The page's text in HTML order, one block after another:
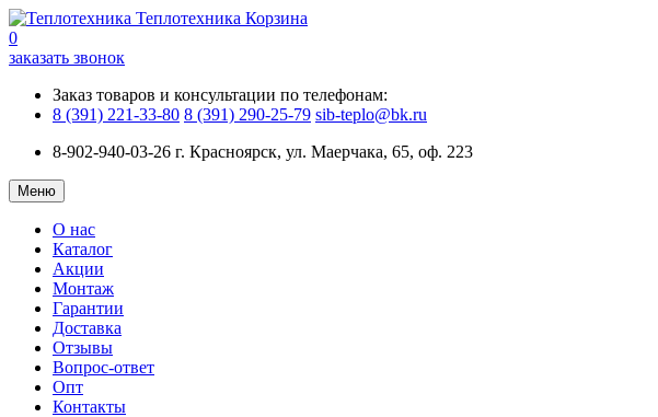
Теплотехника Корзина
0
заказать звонок
Заказ товаров и консультации по телефонам:
8 (391) 221-33-80 8 (391) 290-25-79 sib-teplo@bk.ru
8-902-940-03-26 г. Красноярск, ул. Маерчака, 65, оф. 223
Меню
О нас
Каталог
Акции
Монтаж
Гарантии
Доставка
Отзывы
Вопрос-ответ
Опт
Контакты